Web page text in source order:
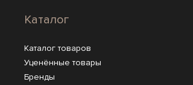
Каталог
Каталог товаров
Уценённые товары
Бренды